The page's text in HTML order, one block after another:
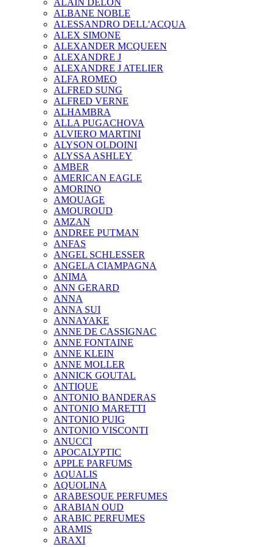
ALAIN DELON
ALBANE NOBLE
ALESSANDRO DELL'ACQUA
ALEX SIMONE
ALEXANDER MCQUEEN
ALEXANDRE J
ALEXANDRE J ATELIER
ALFA ROMEO
ALFRED SUNG
ALFRED VERNE
ALHAMBRA
ALLA PUGACHOVA
ALVIERO MARTINI
ALYSON OLDOINI
ALYSSA ASHLEY
AMBER
AMERICAN EAGLE
AMORINO
AMOUAGE
AMOUROUD
AMZAN
ANDREE PUTMAN
ANFAS
ANGEL SCHLESSER
ANGELA CIAMPAGNA
ANIMA
ANN GERARD
ANNA
ANNA SUI
ANNAYAKE
ANNE DE CASSIGNAC
ANNE FONTAINE
ANNE KLEIN
ANNE MOLLER
ANNICK GOUTAL
ANTIQUE
ANTONIO BANDERAS
ANTONIO MARETTI
ANTONIO PUIG
ANTONIO VISCONTI
ANUCCI
APOCALYPTIC
APPLE PARFUMS
AQUALIS
AQUOLINA
ARABESQUE PERFUMES
ARABIAN OUD
ARABIC PERFUMES
ARAMIS
ARAXI